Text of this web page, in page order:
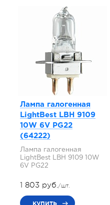
Лампа галогенная
LightBest LBH 9109
10W 6V PG22
(64222)
Лампа галогенная
LightBest LBH 9109 10W
6V PG22
1 803 руб./шт.
купить